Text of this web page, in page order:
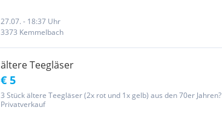
27.07. - 18:37 Uhr
3373 Kemmelbach
ältere Teegläser
€ 5
3 Stück ältere Teegläser (2x rot und 1x gelb) aus den 70er Jahren?
Privatverkauf